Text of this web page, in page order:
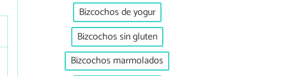
Bizcochos de yogur
Bizcochos sin gluten
Bizcochos marmolados